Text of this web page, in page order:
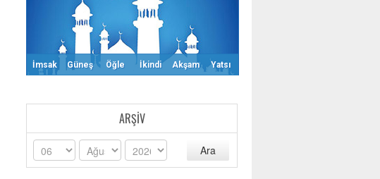
İmsak Güneş Öğle İkindi Akşam Yatsı
ARŞIV
Ara